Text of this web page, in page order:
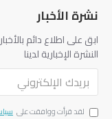
نشرة الأخبار
ابق على اطلاع دائم
النشرة الإخبارية لدينا
لقد قرأت ووافقت على